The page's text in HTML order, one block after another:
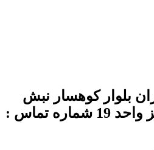
بلوار کوهسار نبش
نظری ساختمان سبز واحد 19 شماره تماس :